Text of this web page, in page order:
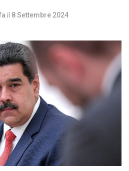
il 8 Settembre 2024